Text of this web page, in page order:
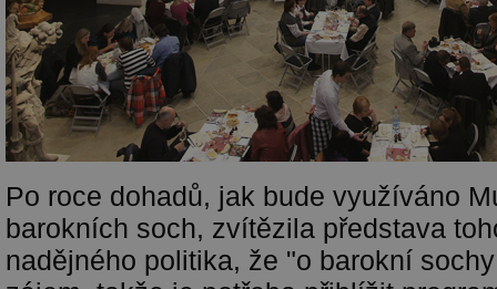
Po roce dohadů, jak bude využíváno
barokních soch, zvítězila představa
nadějného politika, že "o barokní